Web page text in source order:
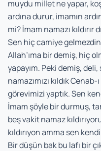
muydu millet ne yapar,
ardına durur, imamın
mi? İmam namazı kıldırır
Sen hiç camiye
Allah’ıma bir demiş, hiç
yapayım. Peki demiş,
namazımızı kıldık
görevimizi yaptık. Sen
İmam şöyle bir durmuş,
beş vakit namaz
kıldırıyon amma sen
Bir düşün bak bu lafı bir